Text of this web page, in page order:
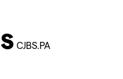
CJBS.PA